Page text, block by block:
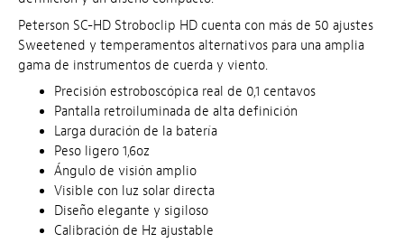
Peterson SC-HD Stroboclip HD cuenta con más de 50 ajustes
Sweetened y temperamentos alternativos para una amplia
gama de instrumentos de cuerda y viento.
Precisión estroboscópica real de 0,1 centavos
Pantalla retroiluminada de alta definición
Larga duración de la batería
Peso ligero 1,6oz
Ángulo de visión amplio
Visible con luz solar directa
Diseño elegante y sigiloso
Calibración de Hz ajustable